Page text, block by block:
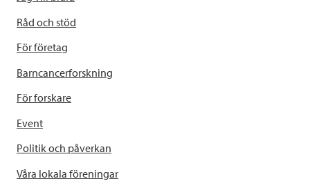
Råd och stöd
För företag
Barncancerforskning
För forskare
Event
Politik och påverkan
Våra lokala föreningar